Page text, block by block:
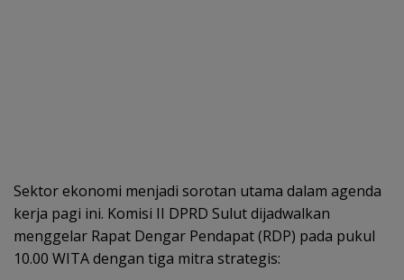
Sektor ekonomi menjadi sorotan utama dalam agenda
kerja pagi ini. Komisi II DPRD Sulut dijadwalkan
menggelar Rapat Dengar Pendapat (RDP) pada pukul
10.00 WITA dengan tiga mitra strategis: